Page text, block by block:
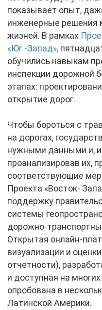
показывает опыт,
инженерные решения
жизней. В рамках
«Юг -Запад»,
обучились навыкам
инспекции дорожной
этапах:
открытие дорог.
Чтобы бороться с
на дорогах,
нужными данными и,
проанализировав их,
соответствующие
Проекта «Восток-
поддержку
системы
дорожно-
Открытая онлайн-
визуализации и
отчетности),
и доступная на
опробована в
Латинской Америки.